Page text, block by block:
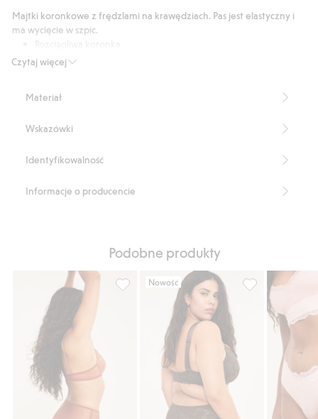
koronką
fiszbinach,
Czytaj więcej
Majtki koronkowe z frędzlami na krawędziach. Pas jest elastyczny i
ma wycięcie w szpic.
Pas wycięty w szpic
Numer artykułu
Materiał
Wskazówki
Identyfikowalność
Informacje o producencie
Podobne produkty
Majtki brazyliany z koronki, Dodaj do
Nowość
Majtki cheeky